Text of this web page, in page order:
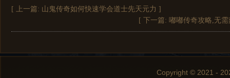
[ 上一篇: 山鬼传奇如何快速学会道士先天元力 ]
[ 下一篇: 嘟嘟传奇攻略,无
Copyright © 2021 -